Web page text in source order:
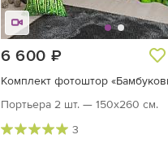
6 600
Портьера 2 шт. — 150х260 см.
3